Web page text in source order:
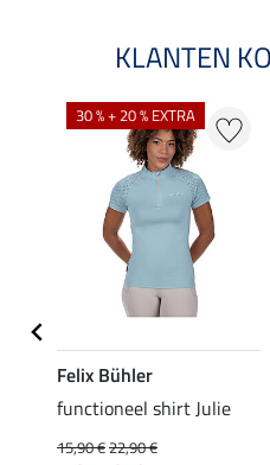
KLANTEN
30 % + 20 % EXTRA
Felix Bühler
functioneel shirt Julie
15,90 €22,90 €